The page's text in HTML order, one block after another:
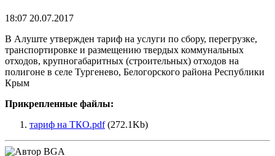
18:07 20.07.2017
В Алуште утвержден ​тариф на услуги по сбору, перегрузке,
транспортировке и размещению твердых коммунальных
отходов, крупногабаритных (строительных) отходов на
полигоне в селе Тургенево, Белогорского района Республики
Крым
Прикрепленные файлы:
тариф на ТКО.pdf(272.1Kb)